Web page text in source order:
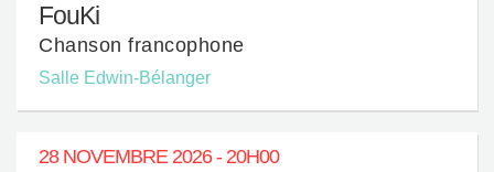
FouKi
Chanson francophone
Salle Edwin-Bélanger
28 NOVEMBRE 2026 - 20H00